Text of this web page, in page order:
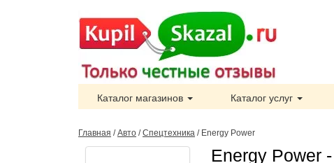
Каталог магазинов Каталог услуг
Главная /Авто /Спецтехника / Energy Power
Energy Power